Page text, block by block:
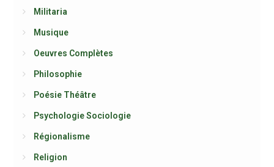
Militaria
Musique
Oeuvres Complètes
Philosophie
Poésie Théâtre
Psychologie Sociologie
Régionalisme
Religion